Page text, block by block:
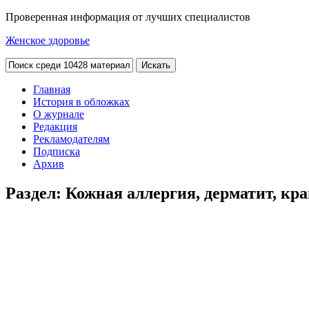
Проверенная информация от лучших специалистов
Женское здоровье
Главная
История в обложках
О журнале
Редакция
Рекламодателям
Подписка
Архив
Раздел: Кожная аллергия, дерматит,